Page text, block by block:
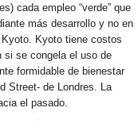
cada empleo “verde” que
más desarrollo y no en
Kyoto tiene costos
si se congela el uso de
formidable de bienestar
Street- de Londres. La
el pasado.